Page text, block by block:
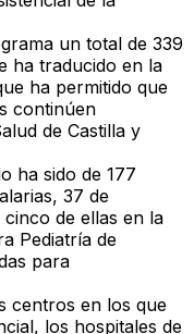
un total de 339
ha traducido en la
ha permitido que
continúen
de Castilla y
ha sido de 177
37 de
cinco de ellas en la
Pediatría de
para
centros en los que
los hospitales de